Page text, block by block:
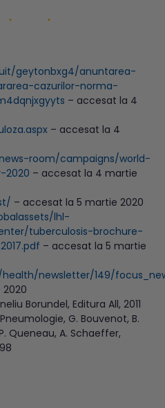
geytonbxg4/anuntarea-
cazurilor-norma-
– accesat la 4
– accesat la 4
room/campaigns/world-
2020 – accesat la 4 martie
– accesat la 5 martie 2020
lhl-
tuberculosis-brochure-
– accesat la 5 martie
newsletter/149/
Borundel, Editura All, 2011
G. Bouvenot, B.
Queneau, A. Schaeffer,